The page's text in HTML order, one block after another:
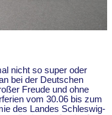
nicht so super oder
bei der Deutschen
Freude und ohne
vom 30.06 bis zum
des Landes Schleswig-